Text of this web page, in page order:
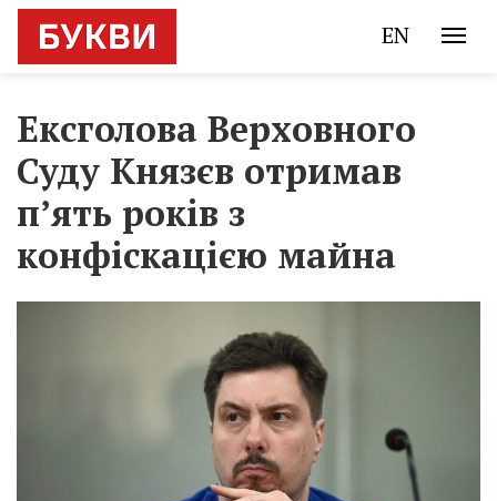
EN
Ексголова Верховного
Суду Князєв отримав
п’ять років з
конфіскацією майна